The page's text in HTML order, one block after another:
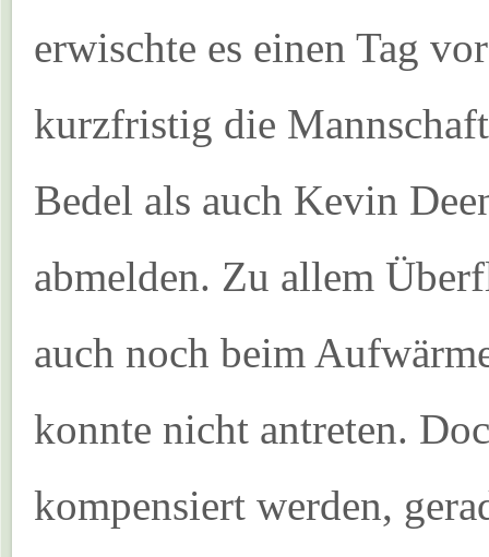
erwischte es einen Tag
kurzfristig die
Bedel als auch Kevin
abmelden. Zu allem
auch noch beim
konnte nicht antreten.
kompensiert werden,